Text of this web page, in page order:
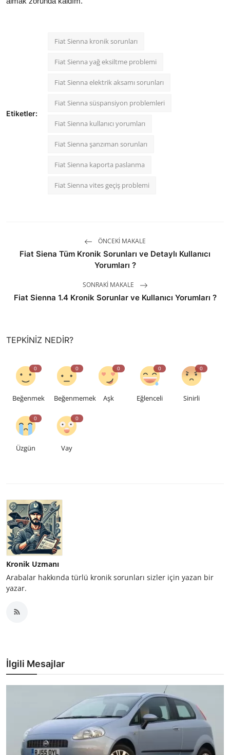
Etiketler:
Fiat Sienna kronik sorunları
Fiat Sienna yağ eksiltme problemi
Fiat Sienna elektrik aksamı sorunları
Fiat Sienna süspansiyon problemleri
Fiat Sienna kullanıcı yorumları
Fiat Sienna şanzıman sorunları
Fiat Sienna kaporta paslanma
Fiat Sienna vites geçiş problemi
ÖNCEKI MAKALE
Fiat Siena Tüm Kronik Sorunları ve Detaylı Kullanıcı
Yorumları ?
SONRAKI MAKALE
Fiat Sienna 1.4 Kronik Sorunlar ve Kullanıcı Yorumları ?
TEPKINIZ NEDIR?
0
Beğenmek
0
Beğenmemek
0
Aşk
0
Eğlenceli
0
Sinirli
0
Üzgün
0
Vay
Kronik Uzmanı
Arabalar hakkında türlü kronik sorunları sizler için yazan bir
yazar.
İlgili Mesajlar